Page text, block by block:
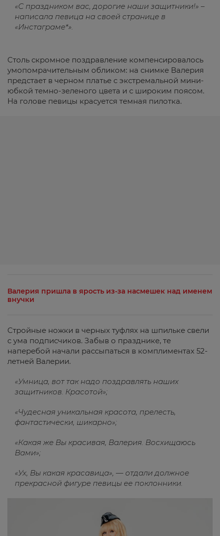
«С праздником вас, дорогие наши защитники!» –
написала певица на своей странице в
«Инстаграме*».
Столь скромное поздравление компенсировалось
умопомрачительным обликом: на снимке Валерия
предстает в черном платье с экстремальной мини-
юбкой темно-зеленого цвета и с широким поясом.
На голове певицы красуется темная пилотка.
Валерия пришла в ярость из-за насмешек над именем
внучки
Стройные ножки в черных туфлях на шпильке свели
с ума подписчиков. Забыв о празднике, те
наперебой начали рассыпаться в комплиментах 52-
летней Валерии.
«Умница, вот так надо поздравлять наших
защитников. Красотой»;
«Чудесная уникальная красота, прелесть,
фантастически, шикарно»;
«Какая же Вы красивая, Валерия. Восхищаюсь
Вами»;
«Ух, Вы какая красавица», — отдали должное
прекрасной фигуре певицы ее поклонники.